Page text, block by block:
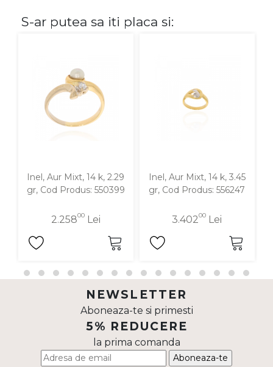
S-ar putea sa iti placa si:
Inel, Aur Mixt, 14 k, 2.29
gr, Cod Produs: 550399
2.25800Lei
Inel, Aur Mixt, 14 k, 3.45
gr, Cod Produs: 556247
3.40200 Lei
NEWSLETTER
Aboneaza-te si primesti
5% REDUCERE
la prima comanda
Aboneaza-te